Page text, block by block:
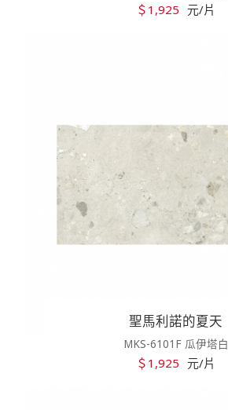
＄1,925 元/片
聖馬利諾的夏天
MKS-6101F 瓜伊塔白
＄1,925 元/片